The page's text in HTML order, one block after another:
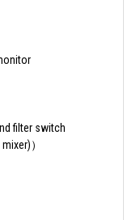
filter switch
）